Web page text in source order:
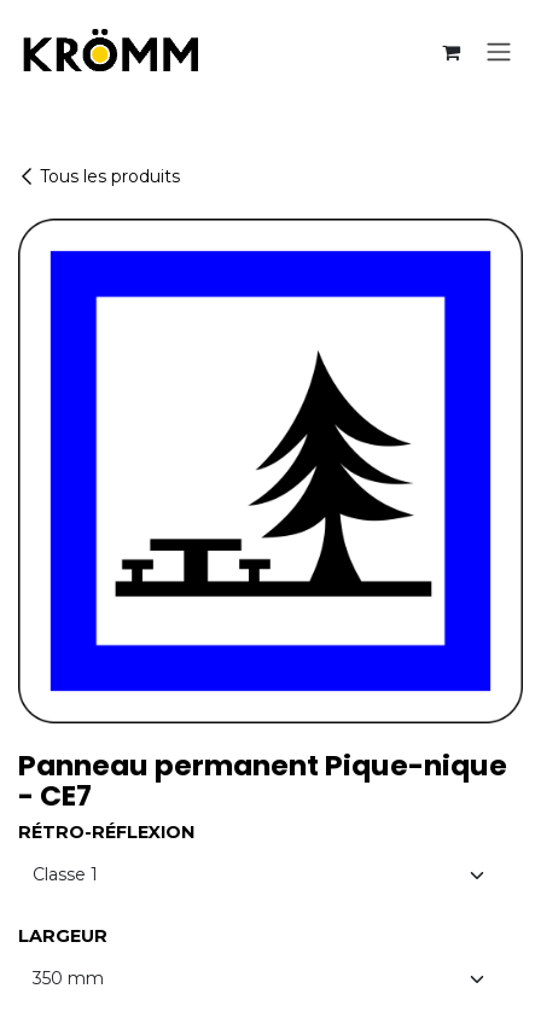
Tous les produits
Panneau permanent Pique-nique
- CE7
RÉTRO-RÉFLEXION
LARGEUR